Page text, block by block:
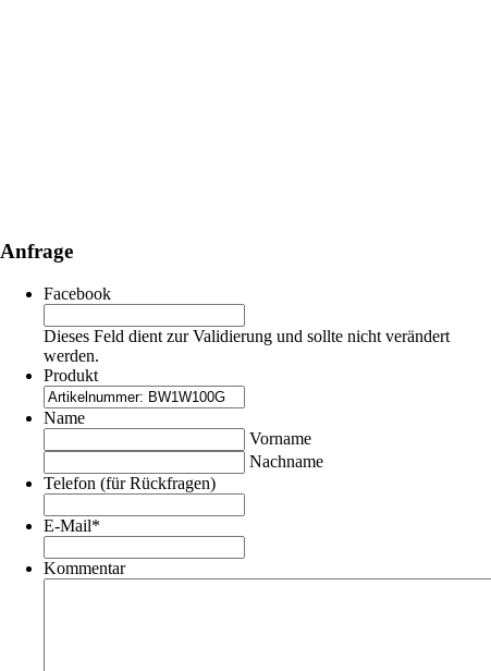
Anfrage
Facebook
Dieses Feld dient zur Validierung und sollte nicht verändert
werden.
Produkt
Name
Vorname
Nachname
Telefon (für Rückfragen)
E-Mail*
Kommentar